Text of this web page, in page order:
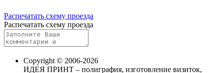
Распечатать схему проезда
Распечатать схему проезда
Copyright © 2006-2026
ИДЕЯ ПРИНТ – полиграфия, изготовление визиток,